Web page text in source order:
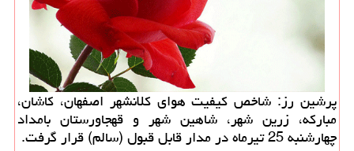
پرشین رز: شاخص کیفیت هوای کلانشهر اصفهان، کاشان،
مبارکه، زرین شهر، شاهین شهر و قهجاورستان بامداد
چهارشنبه 25 تیرماه در مدار قابل قبول (سالم) قرار گرفت.